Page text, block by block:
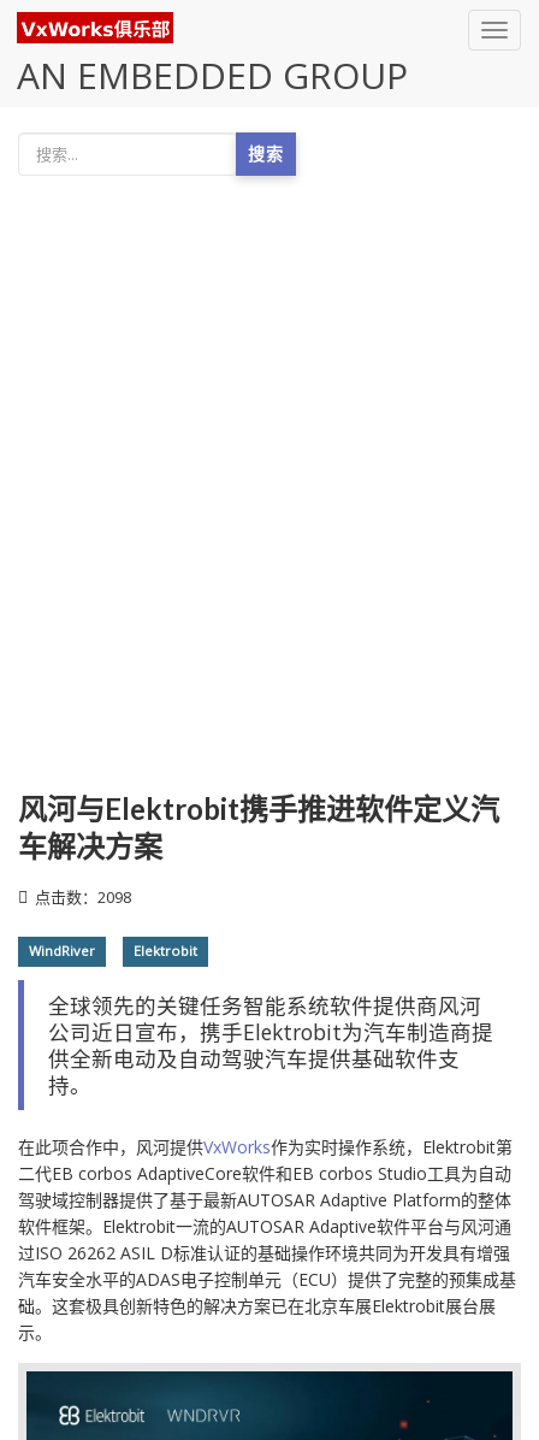
AN EMBEDDED GROUP
搜索
风河与Elektrobit携手推进软件定义汽
车解决方案
点击数：2098
WindRiver Elektrobit
全球领先的关键任务智能系统软件提供商风河
公司近日宣布，携手Elektrobit为汽车制造商提
供全新电动及自动驾驶汽车提供基础软件支
持。
在此项合作中，风河提供VxWorks作为实时操作系统，Elektrobit第
二代EB corbos AdaptiveCore软件和EB corbos Studio工具为自动
驾驶域控制器提供了基于最新AUTOSAR Adaptive Platform的整体
软件框架。Elektrobit一流的AUTOSAR Adaptive软件平台与风河通
过ISO 26262 ASIL D标准认证的基础操作环境共同为开发具有增强
汽车安全水平的ADAS电子控制单元（ECU）提供了完整的预集成基
础。这套极具创新特色的解决方案已在北京车展Elektrobit展台展
示。